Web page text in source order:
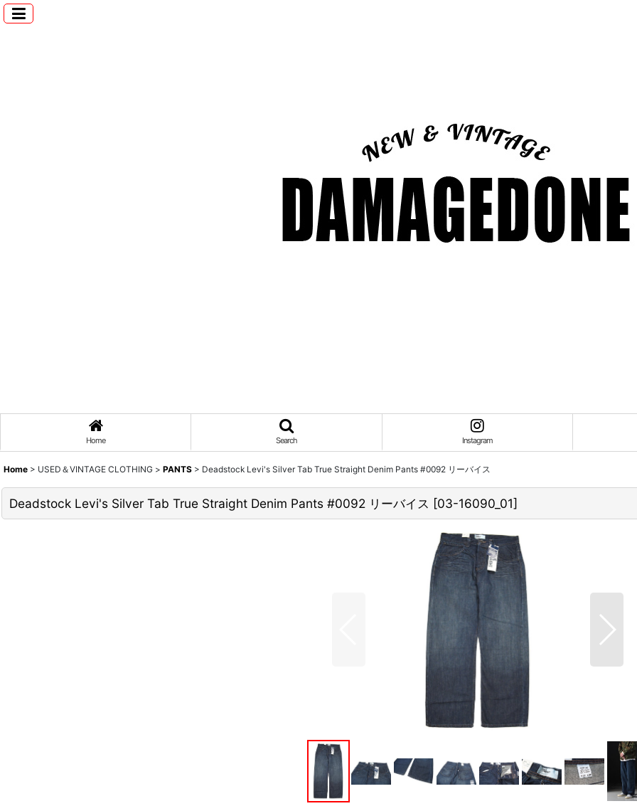
Home Search Instagram
Home > USED＆VINTAGE CLOTHING > PANTS > Deadstock Levi's Silver Tab True Straight Denim Pants #0092 リーバイス
Deadstock Levi's Silver Tab True Straight Denim Pants #0092 リーバイス [03-16090_01]